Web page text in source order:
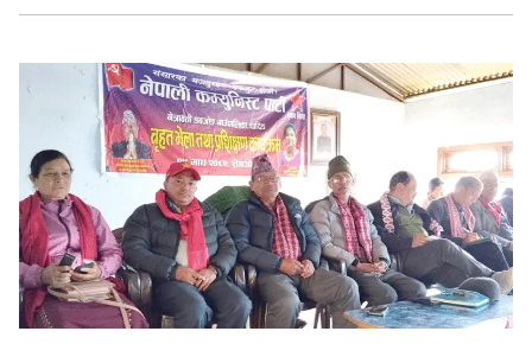
सुचनाहरु
स्वास्थ्य